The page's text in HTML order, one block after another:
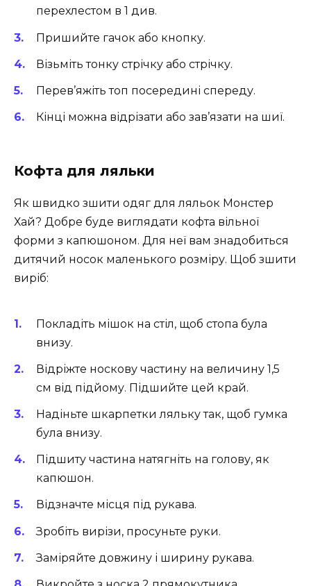
перехлестом в 1 див.
Пришийте гачок або кнопку.
Візьміть тонку стрічку або стрічку.
Перев’яжіть топ посередині спереду.
Кінці можна відрізати або зав’язати на шиї.
Кофта для ляльки
Як швидко зшити одяг для ляльок Монстер
Хай? Добре буде виглядати кофта вільної
форми з капюшоном. Для неї вам знадобиться
дитячий носок маленького розміру. Щоб зшити
виріб:
Покладіть мішок на стіл, щоб стопа була
внизу.
Відріжте носкову частину на величину 1,5
см від підйому. Підшийте цей край.
Надіньте шкарпетки ляльку так, щоб гумка
була внизу.
Підшиту частина натягніть на голову, як
капюшон.
Відзначте місця під рукава.
Зробіть вирізи, просуньте руки.
Заміряйте довжину і ширину рукава.